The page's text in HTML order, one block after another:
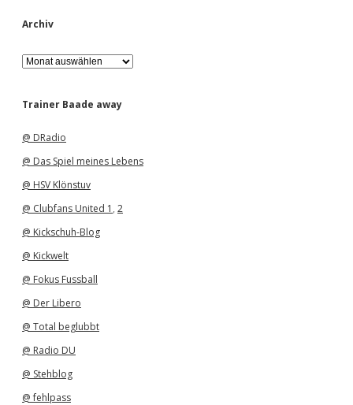
Archiv
A
r
h
Trainer Baade away
@ DRadio
@ Das Spiel meines Lebens
@ HSV Klönstuv
@ Clubfans United 1 , 2
@ Kickschuh-Blog
@ Kickwelt
@ Fokus Fussball
@ Der Libero
@ Total beglubbt
@ Radio DU
@ Stehblog
@ fehlpass